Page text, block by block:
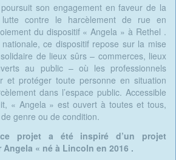
son engagement en faveur de la
contre le harcèlement de rue en
du dispositif « Angela » à Rethel .
nationale, ce dispositif repose sur la mise
de lieux sûrs – commerces, lieux
au public – où les professionnels
et protéger toute personne en situation
dans l’espace public. Accessible
« Angela » est ouvert à toutes et tous,
genre ou de condition.
projet a été inspiré d’un projet
« né à Lincoln en 2016 .